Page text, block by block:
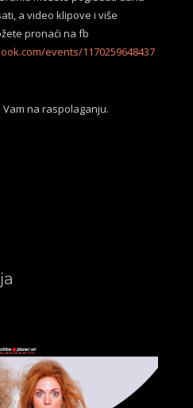
a video klipove i više
pronaći na fb
events/1170259648437
na raspolaganju.